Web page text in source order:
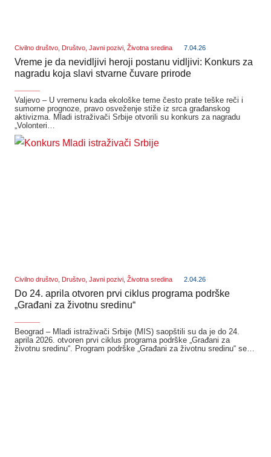
Civilno društvo, Društvo, Javni pozivi, Životna sredina 7.04.26
Vreme je da nevidljivi heroji postanu vidljivi: Konkurs za
nagradu koja slavi stvarne čuvare prirode
Valjevo – U vremenu kada ekološke teme često prate teške reči i
sumorne prognoze, pravo osveženje stiže iz srca građanskog
aktivizma. Mladi istraživači Srbije otvorili su konkurs za nagradu
„Volonteri…
Civilno društvo, Društvo, Javni pozivi, Životna sredina 2.04.26
Do 24. aprila otvoren prvi ciklus programa podrške
„Građani za životnu sredinu“
Beograd – Mladi istraživači Srbije (MIS) saopštili su da je do 24.
aprila 2026. otvoren prvi ciklus programa podrške „Građani za
životnu sredinu“. Program podrške „Građani za životnu sredinu“ se…